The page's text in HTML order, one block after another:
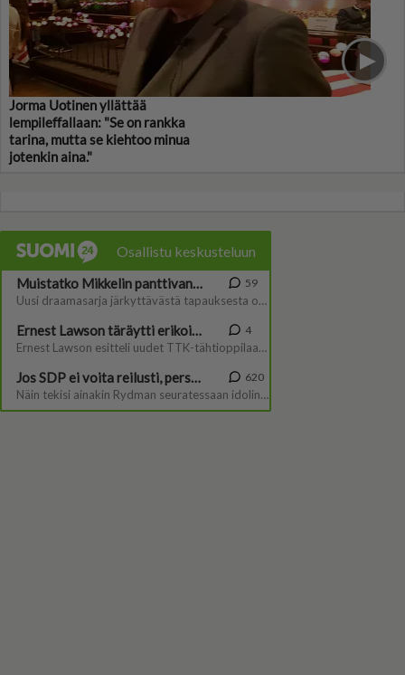
Jorma Uotinen yllättää
lempileffallaan: "Se on rankka
tarina, mutta se kiehtoo minua
jotenkin aina."